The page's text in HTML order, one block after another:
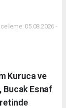
05.08.2026 -
Kuruca ve
Bucak Esnaf